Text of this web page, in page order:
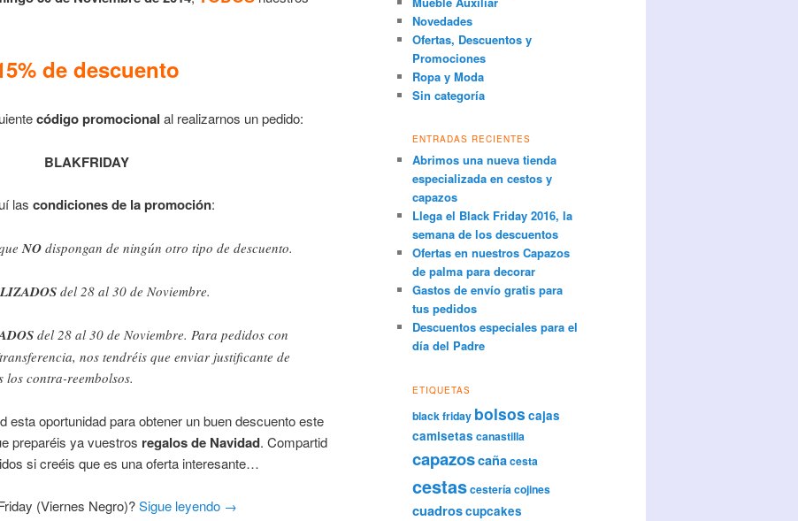
de descuento
código promocional al realizarnos un pedido:
BLAKFRIDAY
las condiciones de la promoción:
NO dispongan de ningún otro tipo de descuento.
del 28 al 30 de Noviembre.
del 28 al 30 de Noviembre. Para pedidos con
nos tendréis que enviar justificante de
los contra-reembolsos.
esta oportunidad para obtener un buen descuento este
preparéis ya vuestros regalos de Navidad. Compartid
si creéis que es una oferta interesante…
(Viernes Negro)?Sigue leyendo →
Novedades
Ofertas, Descuentos y
Promociones
Ropa y Moda
Sin categoría
ENTRADAS RECIENTES
Abrimos una nueva tienda
especializada en cestos y
capazos
Llega el Black Friday 2016, la
semana de los descuentos
Ofertas en nuestros Capazos
de palma para decorar
Gastos de envío gratis para
tus pedidos
Descuentos especiales para el
día del Padre
ETIQUETAS
black friday bolsos cajas
camisetas canastilla
capazoscañacesta
cestascesteríacojines
cuadroscupcakes